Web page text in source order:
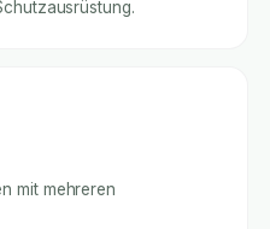
mit mehreren